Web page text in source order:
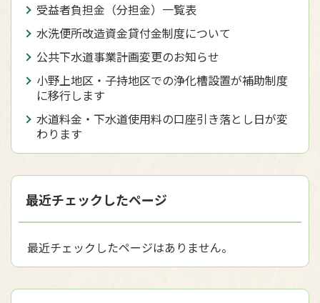
受益者負担金（分担金）一覧表
水洗便所改造資金貸付金制度について
公共下水道事業計画変更のお知らせ
小野上地区・子持地区での浄化槽設置が補助制度
に移行します
水道料金・下水道使用料の口座引き落とし日が変
わります
最近チェックしたページ
最近チェックしたページはありません。